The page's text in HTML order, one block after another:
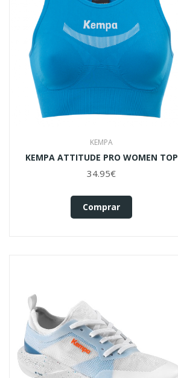
KEMPA
KEMPA ATTITUDE PRO WOMEN TOP
34.95€
Comprar